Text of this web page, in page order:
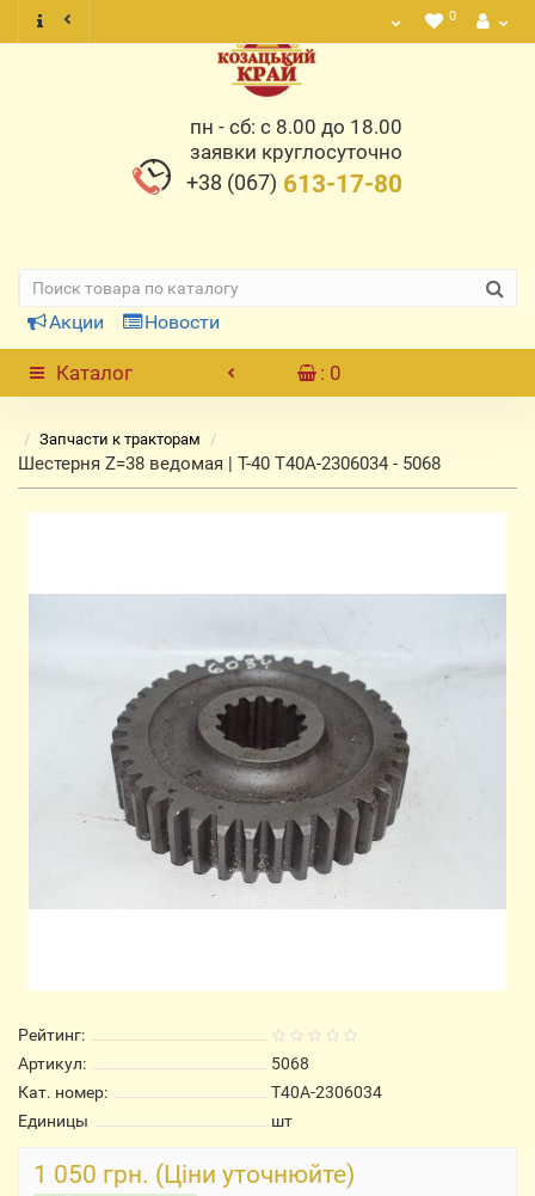
0
пн - сб: с 8.00 до 18.00
заявки круглосуточно
+38 (067) 613-17-80
Акции Новости
Каталог : 0
Запчасти к тракторам
Шестерня Z=38 ведомая | Т-40 Т40А-2306034 - 5068
Рейтинг:
Артикул:
5068
Кат. номер:
Т40А-2306034
Единицы
шт
1 050 грн. (Ціни уточнюйте)